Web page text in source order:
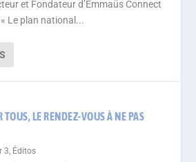
et Fondateur d’Emmaüs Connect
Le plan national...
LE RENDEZ-VOUS À NE PAS
3 Éditos